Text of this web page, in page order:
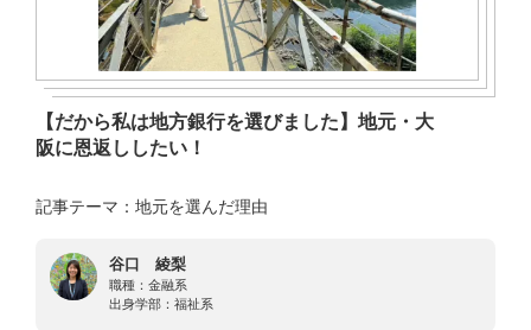
【だから私は地方銀行を選びました】地元・大
阪に恩返ししたい！
記事テーマ：地元を選んだ理由
谷口 綾梨
職種： 金融系
出身学部： 福祉系